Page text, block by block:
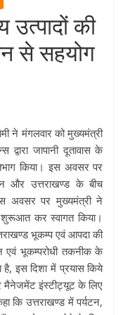
सिंह धामी ने हरकी पैड़ी
मार्ग पर हेलीकॉप्टर से
कर उनका स्वागत
में कांवड़ यात्रा के दौरान
को मिला
सेवा शिविर का किया
को अपने हाथों से
सिंह धामी ने
का किया भ्रमण,
प्रबंधन व्यवस्थाओं की
उत्पादों की
से सहयोग
ने मंगलवार को मुख्यमंत्री
जापानी दूतावास के
किया। इस अवसर पर
और उत्तराखण्ड के बीच
अवसर पर मुख्यमंत्री ने
शुरूआत कर स्वागत किया।
भूकम्प एवं आपदा की
एवं भूकम्परोधी तकनीक के
है, इस दिशा में प्रयास किये
मैनेजमेंट इंस्टीट्यूट के लिए
कि उत्तराखण्ड में पर्यटन,